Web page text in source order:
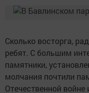
Сколько восторга,
ребят. С большим
памятники,
молчания почтили
Отечественной